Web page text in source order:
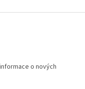
o nových